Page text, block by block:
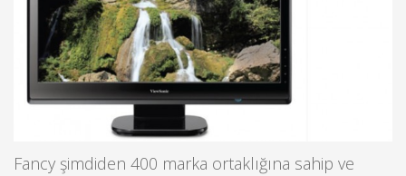
Fancy şimdiden 400 marka ortaklığına sahip ve